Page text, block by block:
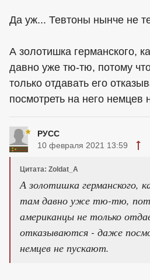
Да уж... Тевтоны нынче не
А золотишка германского,
давно уже тю-тю, потому
только отдавать его
посмотреть на него немцев
РУСС
10 февраля 2021 13:59
Цитата: Zoldat_A
А золотишка германского,
там давно уже тю-тю,
американцы не только
отказываются - даже
немцев не пускают.